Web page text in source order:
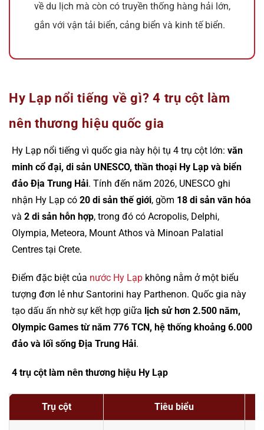
về du lịch mà còn có truyền thống hàng hải lớn,
gắn với vận tải biển, cảng biển và kinh tế biển.
Hy Lạp nổi tiếng về gì? 4 trụ cột làm
nên thương hiệu quốc gia
Hy Lạp nổi tiếng vì quốc gia này hội tụ 4 trụ cột lớn: văn
minh cổ đại, di sản UNESCO, thần thoại Hy Lạp và biển
đảo Địa Trung Hải. Tính đến năm 2026, UNESCO ghi
nhận Hy Lạp có 20 di sản thế giới, gồm 18 di sản văn hóa
và 2 di sản hỗn hợp, trong đó có Acropolis, Delphi,
Olympia, Meteora, Mount Athos và Minoan Palatial
Centres tại Crete.
Điểm đặc biệt của nước Hy Lạp không nằm ở một biểu
tượng đơn lẻ như Santorini hay Parthenon. Quốc gia này
tạo dấu ấn nhờ sự kết hợp giữa lịch sử hơn 2.500 năm,
Olympic Games từ năm 776 TCN, hệ thống khoảng 6.000
đảo và lối sống Địa Trung Hải.
4 trụ cột làm nên thương hiệu Hy Lạp
Trụ cột Tiêu biểu